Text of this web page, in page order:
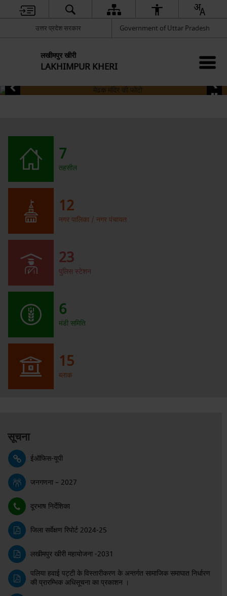
उत्तर प्रदेश सरकार Government of Uttar Pradesh
लखीमपुर खीरी
LAKHIMPUR KHERI
7
तहसील
12
नगर पालिका / नगर पंचायत
23
पुलिस स्टेशन
6
मंडी समिति
15
ब्लाक
सूचना
ईऑफिस-यूपी
जनगणना – 2027
दूरभाष निर्देशिका
जिला सर्वेक्षण रिपोर्ट 2024-25
लखीमपुर खीरी महायोजना -2031
पलिया हवाई पट्टी के विस्तारीकरण के अन्तर्गत सामाजिक समाघात निर्धारण
की प्रारम्भिक अधिसूचना का प्रकाशन ।